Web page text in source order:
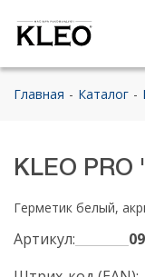
Главная Каталог
KLEO
Герметик белый,
Артикул: